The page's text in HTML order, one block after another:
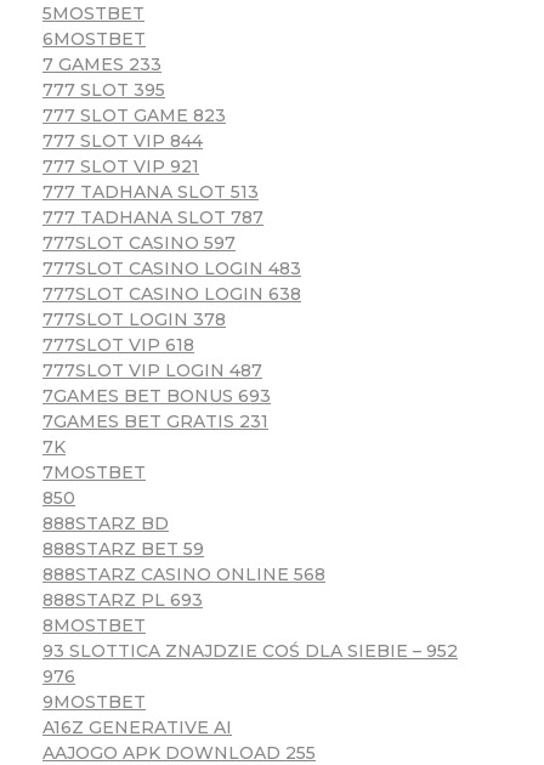
5MOSTBET
6MOSTBET
7 GAMES 233
777 SLOT 395
777 SLOT GAME 823
777 SLOT VIP 844
777 SLOT VIP 921
777 TADHANA SLOT 513
777 TADHANA SLOT 787
777SLOT CASINO 597
777SLOT CASINO LOGIN 483
777SLOT CASINO LOGIN 638
777SLOT LOGIN 378
777SLOT VIP 618
777SLOT VIP LOGIN 487
7GAMES BET BONUS 693
7GAMES BET GRATIS 231
7K
7MOSTBET
850
888STARZ BD
888STARZ BET 59
888STARZ CASINO ONLINE 568
888STARZ PL 693
8MOSTBET
93 SLOTTICA ZNAJDZIE COŚ DLA SIEBIE – 952
976
9MOSTBET
A16Z GENERATIVE AI
AAJOGO APK DOWNLOAD 255